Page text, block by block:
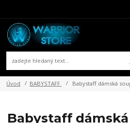
Úvod BABYSTAFF Babystaff dámská
Babystaff